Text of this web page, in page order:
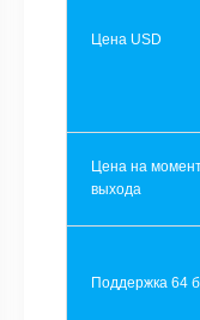
Цена USD
Цена на
выхода
Поддержка 64